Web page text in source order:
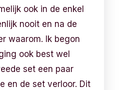
ook in de enkel
nooit en na de
waarom. Ik begon
ook best wel
set een paar
en de set verloor. Dit